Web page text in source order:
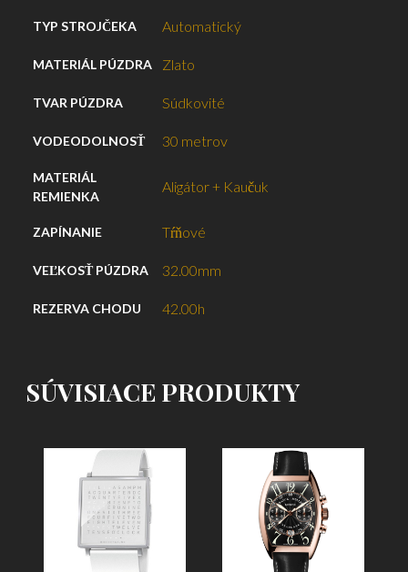
TYP STROJČEKA Automatický
MATERIÁL PÚZDRA Zlato
TVAR PÚZDRA Súdkovité
VODEODOLNOSŤ 30 metrov
MATERIÁL
REMIENKA
Aligátor + Kaučuk
ZAPÍNANIE Tŕňové
VEĽKOSŤ PÚZDRA 32.00mm
REZERVA CHODU 42.00h
SÚVISIACE PRODUKTY